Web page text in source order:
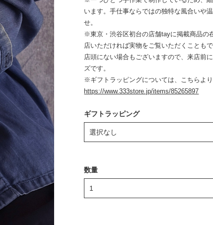
います。手仕事ならではの独特な風合いや
せ。
※東京・渋谷区初台の店舗tayに掲載商品の
店いただければ実物をご覧いただくこともで
店頭にない場合もございますので、来店前
ズです。
※ギフトラッピングについては、こちらより
https://www.333store.jp/items/85265897
ギフトラッピング
数量